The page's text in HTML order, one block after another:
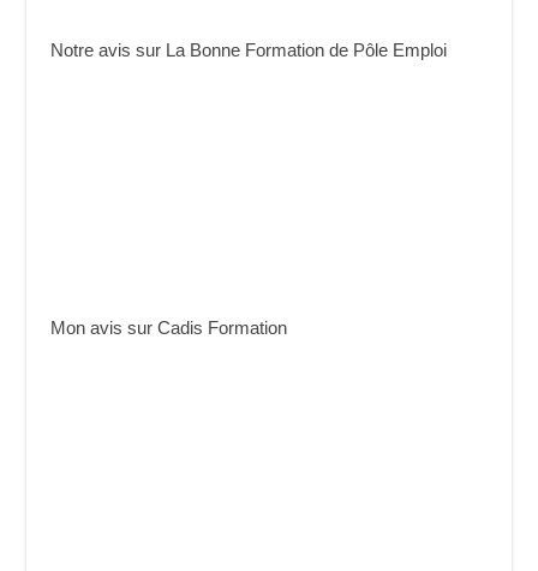
Notre avis sur La Bonne Formation de Pôle Emploi
Mon avis sur Cadis Formation